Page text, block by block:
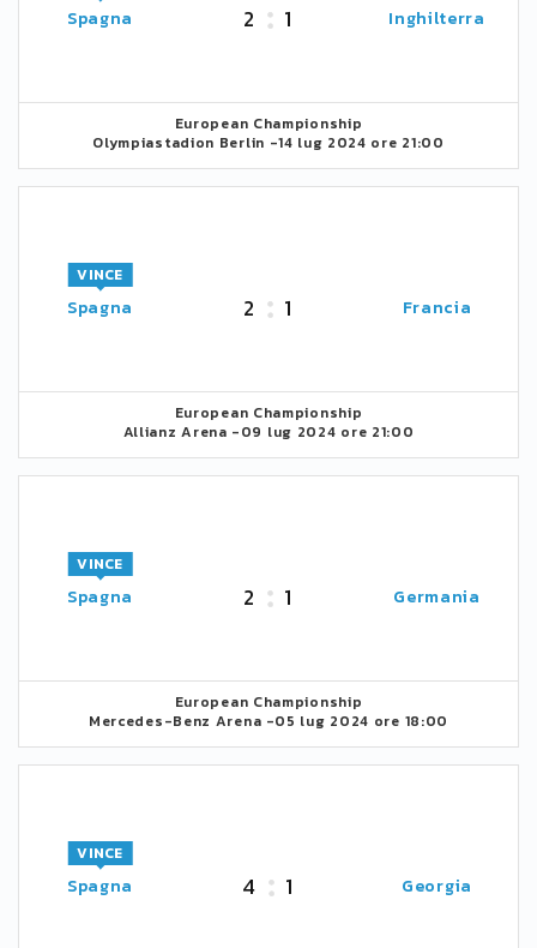
Spagna 2 1 Inghilterra
European Championship
Olympiastadion Berlin -14 lug 2024 ore 21:00
Spagna
VINCE
2 1 Francia
European Championship
Allianz Arena -09 lug 2024 ore 21:00
Spagna
VINCE
2 1 Germania
European Championship
Mercedes-Benz Arena -05 lug 2024 ore 18:00
Spagna
VINCE
4 1 Georgia